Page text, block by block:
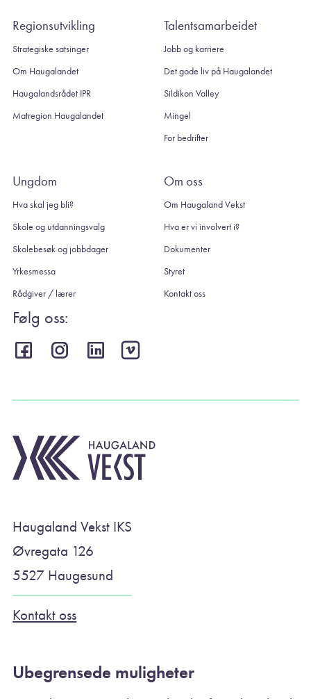
Regionsutvikling
Strategiske satsinger
Om Haugalandet
Haugalandsrådet IPR
Matregion Haugalandet
Talentsamarbeidet
Jobb og karriere
Det gode liv på Haugalandet
Sildikon Valley
Mingel
For bedrifter
Ungdom
Hva skal jeg bli?
Skole og utdanningsvalg
Skolebesøk og jobbdager
Yrkesmessa
Rådgiver / lærer
Om oss
Om Haugaland Vekst
Hva er vi involvert i?
Dokumenter
Styret
Kontakt oss
Følg oss:
Haugaland Vekst IKS
Øvregata 126
5527 Haugesund
Kontakt oss
Ubegrensede muligheter